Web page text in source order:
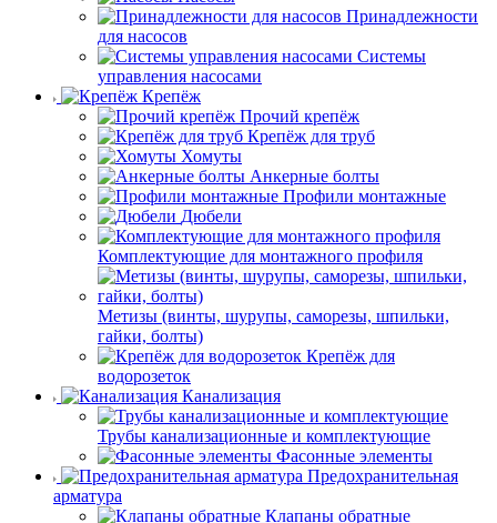
Принадлежности
для насосов
Системы
управления насосами
Крепёж
Прочий крепёж
Крепёж для труб
Хомуты
Анкерные болты
Профили монтажные
Дюбели
Комплектующие для монтажного профиля
Метизы (винты, шурупы, саморезы, шпильки,
гайки, болты)
Крепёж для
водорозеток
Канализация
Трубы канализационные и комплектующие
Фасонные элементы
Предохранительная
арматура
Клапаны обратные